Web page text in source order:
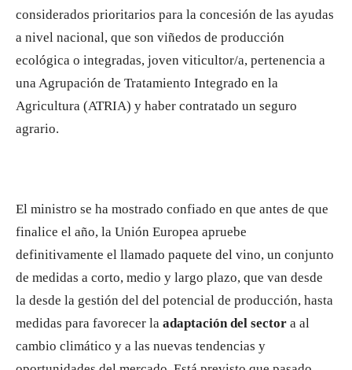
considerados prioritarios para la concesión de las ayudas
a nivel nacional, que son viñedos de producción
ecológica o integradas, joven viticultor/a, pertenencia a
una Agrupación de Tratamiento Integrado en la
Agricultura (ATRIA) y haber contratado un seguro
agrario.
El ministro se ha mostrado confiado en que antes de que
finalice el año, la Unión Europea apruebe
definitivamente el llamado paquete del vino, un conjunto
de medidas a corto, medio y largo plazo, que van desde
la desde la gestión del del potencial de producción, hasta
medidas para favorecer la adaptación del sector a al
cambio climático y a las nuevas tendencias y